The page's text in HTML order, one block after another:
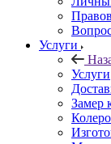
Услуги
Услуги
Замер